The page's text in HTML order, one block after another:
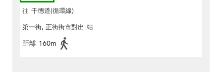
往 干德道(循環線)
第一街, 正街街市對出 站
距離 160m